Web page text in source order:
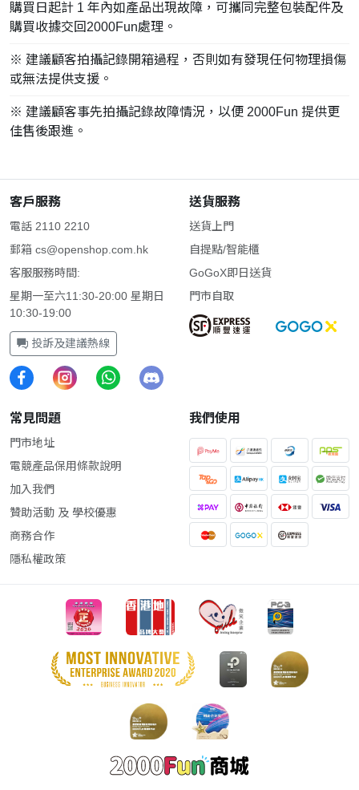
購買日起計 1 年內如產品出現故障，可攜同完整包裝配件及
購買收據交回2000Fun處理。
※ 建議顧客拍攝記錄開箱過程，否則如有發現任何物理損傷
或無法提供支援。
※ 建議顧客事先拍攝記錄故障情況，以便 2000Fun 提供更
佳售後跟進。
客戶服務
電話 2110 2210
郵箱 cs@openshop.com.hk
客服服務時間:
星期一至六11:30-20:00 星期日
10:30-19:00
投訴及建議熱線
送貨服務
送貨上門
自提點/智能櫃
GoGoX即日送貨
門市自取
常見問題
門市地址
電競產品保用條款說明
加入我們
贊助活動 及 學校優惠
商務合作
隱私權政策
我們使用